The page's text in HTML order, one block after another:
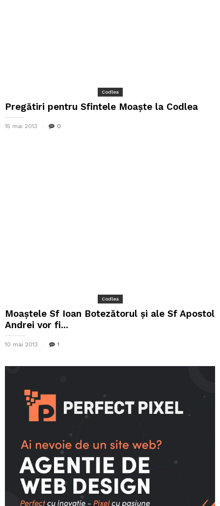
Codlea
Pregătiri pentru Sfintele Moaşte la Codlea
15 mai 2013 0
Codlea
Moaştele Sf Ioan Botezătorul şi ale Sf Apostol
Andrei vor fi...
10 mai 2013 1